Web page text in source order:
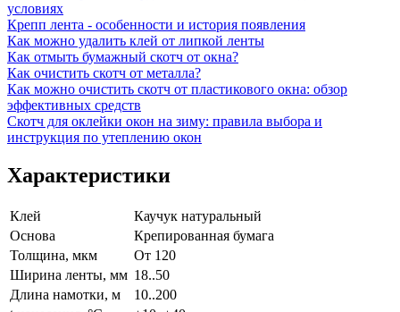
условиях
Крепп лента - особенности и история появления
Как можно удалить клей от липкой ленты
Как отмыть бумажный скотч от окна?
Как очистить скотч от металла?
Как можно очистить скотч от пластикового окна: обзор
эффективных средств
Скотч для оклейки окон на зиму: правила выбора и
инструкция по утеплению окон
Характеристики
Клей
Каучук натуральный
Основа
Крепированная бумага
Толщина, мкм
От 120
Ширина ленты, мм 18..50
Длина намотки, м
10..200